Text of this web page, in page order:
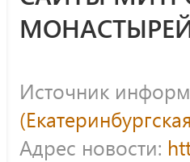
Источник
Адрес новости: